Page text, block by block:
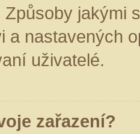
Způsoby jakými
a nastavených
uživatelé.
zařazení?